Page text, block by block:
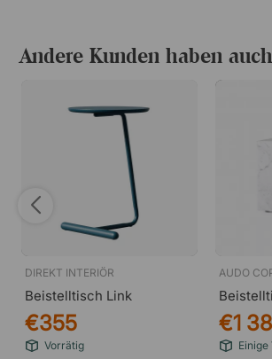
Andere Kunden haben
DIREKT INTERIÖR
Beistelltisch Link
€355
Vorrätig
AUDO
€1